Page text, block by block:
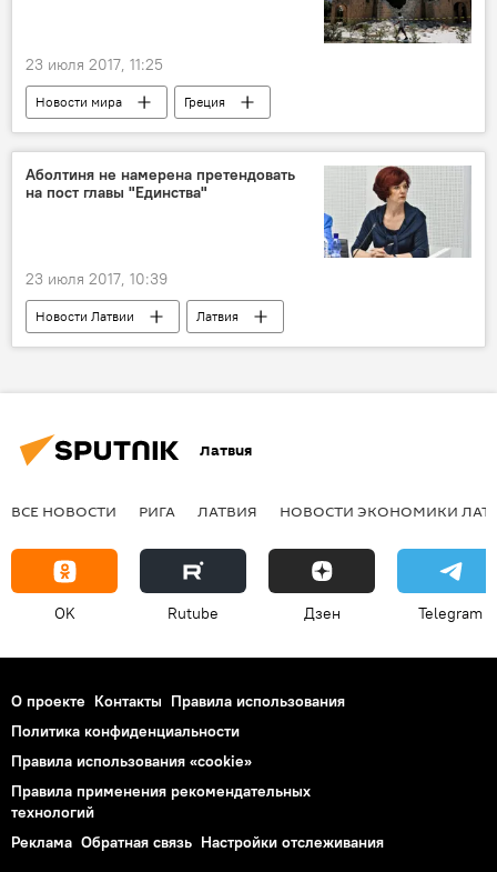
23 июля 2017, 11:25
Новости мира
Греция
землетрясение
Аболтиня не намерена претендовать
на пост главы "Единства"
23 июля 2017, 10:39
Новости Латвии
Латвия
Солвита Аболтиня
Единство
Латвия
ВСЕ НОВОСТИ РИГА ЛАТВИЯ НОВОСТИ ЭКОНОМИКИ
OK Rutube Дзен Telegram
О проекте Контакты Правила использования
Политика конфиденциальности
Правила использования «cookie»
Правила применения рекомендательных
технологий
Реклама Обратная связь Настройки отслеживания